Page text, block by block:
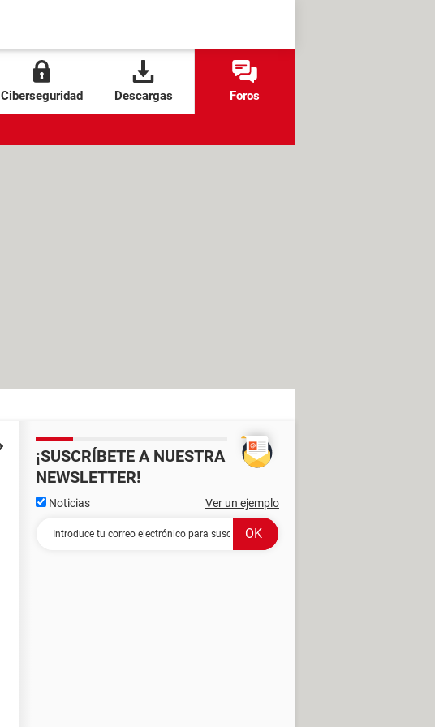
Ciberseguridad Descargas Foros
¡SUSCRÍBETE A NUESTRA
NEWSLETTER!
Noticias Ver un ejemplo